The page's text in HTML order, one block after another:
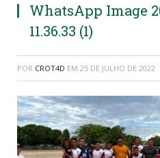
WhatsApp Image
11.36.33 (1)
POR CROT4D EM 25 DE JULHO DE 2022